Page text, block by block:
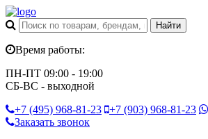
Время работы:
ПН-ПТ 09:00 - 19:00
СБ-ВС - выходной
+7 (495) 968-81-23 +7 (903) 968-81-23
Заказать звонок